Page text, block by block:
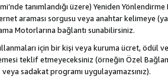
tanımlandığı üzere) Yeniden
araması sorgusu veya anahtar kelimeye
Motorlarına bağlantı sunabilirsiniz.
için bir kişi veya kuruma ücret, ödül
teklif etmeyeceksiniz (örneğin Özel
sadakat programı uygulayamazsınız).